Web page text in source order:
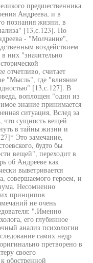
предшественника
Андреева, и в
познания жизни, в
[13,с.123]. По
- "Молчание",
воздействием
них "значительно
отчетливо, считает
"Мысль", где "влияние
[13,с.127]. В
воплощен "один из
знание принимается
ситуация, Вслед за
что сущность вещей
в тайны жизни и
Это замечание,
будто бы
вещей", переходит в
об Андрееве как
выветривается
совершаемого героем, и
Несомненно
принципов
не очень
".Именно
его глубинное
анализ психологии
самих недр
претворено в
своего
обостренной